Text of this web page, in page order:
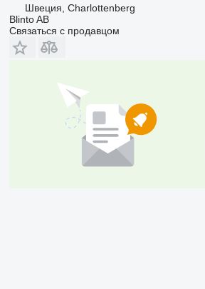
Швеция, Charlottenberg
Blinto AB
Связаться с продавцом